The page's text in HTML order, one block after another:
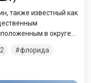
также известный как
в округе
делового района
флорида